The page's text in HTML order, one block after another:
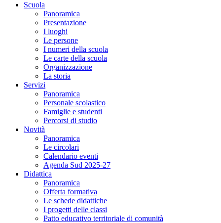
Scuola
Panoramica
Presentazione
I luoghi
Le persone
I numeri della scuola
Le carte della scuola
Organizzazione
La storia
Servizi
Panoramica
Personale scolastico
Famiglie e studenti
Percorsi di studio
Novità
Panoramica
Le circolari
Calendario eventi
Agenda Sud 2025-27
Didattica
Panoramica
Offerta formativa
Le schede didattiche
I progetti delle classi
Patto educativo territoriale di comunità